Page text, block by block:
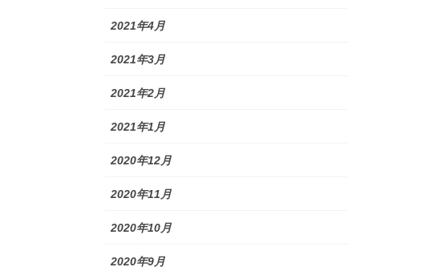
2021年4月
2021年3月
2021年2月
2021年1月
2020年12月
2020年11月
2020年10月
2020年9月